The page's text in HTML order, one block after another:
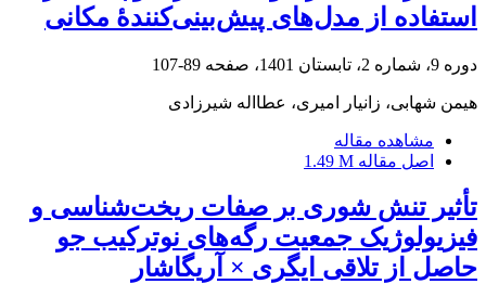
استفاده از مدل‌های پیش‌بینی‌کنندۀ مکانی
دوره 9، شماره 2، تابستان 1401، صفحه 89-107
هیمن شهابی، زانیار امیری، عطااله شیرزادی
مشاهده مقاله
اصل مقاله 1.49 M
تأثیر تنش شوری بر صفات ریخت‌شناسی و
فیزیولوژیک جمعیت رگه‌های نوترکیب جو
حاصل از تلاقی ایگری × آریگاشار